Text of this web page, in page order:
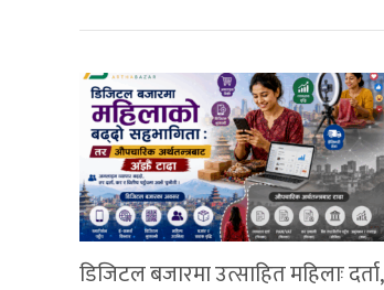
डिजिटल बजारमा उत्साहित महिलाः दर्ता,